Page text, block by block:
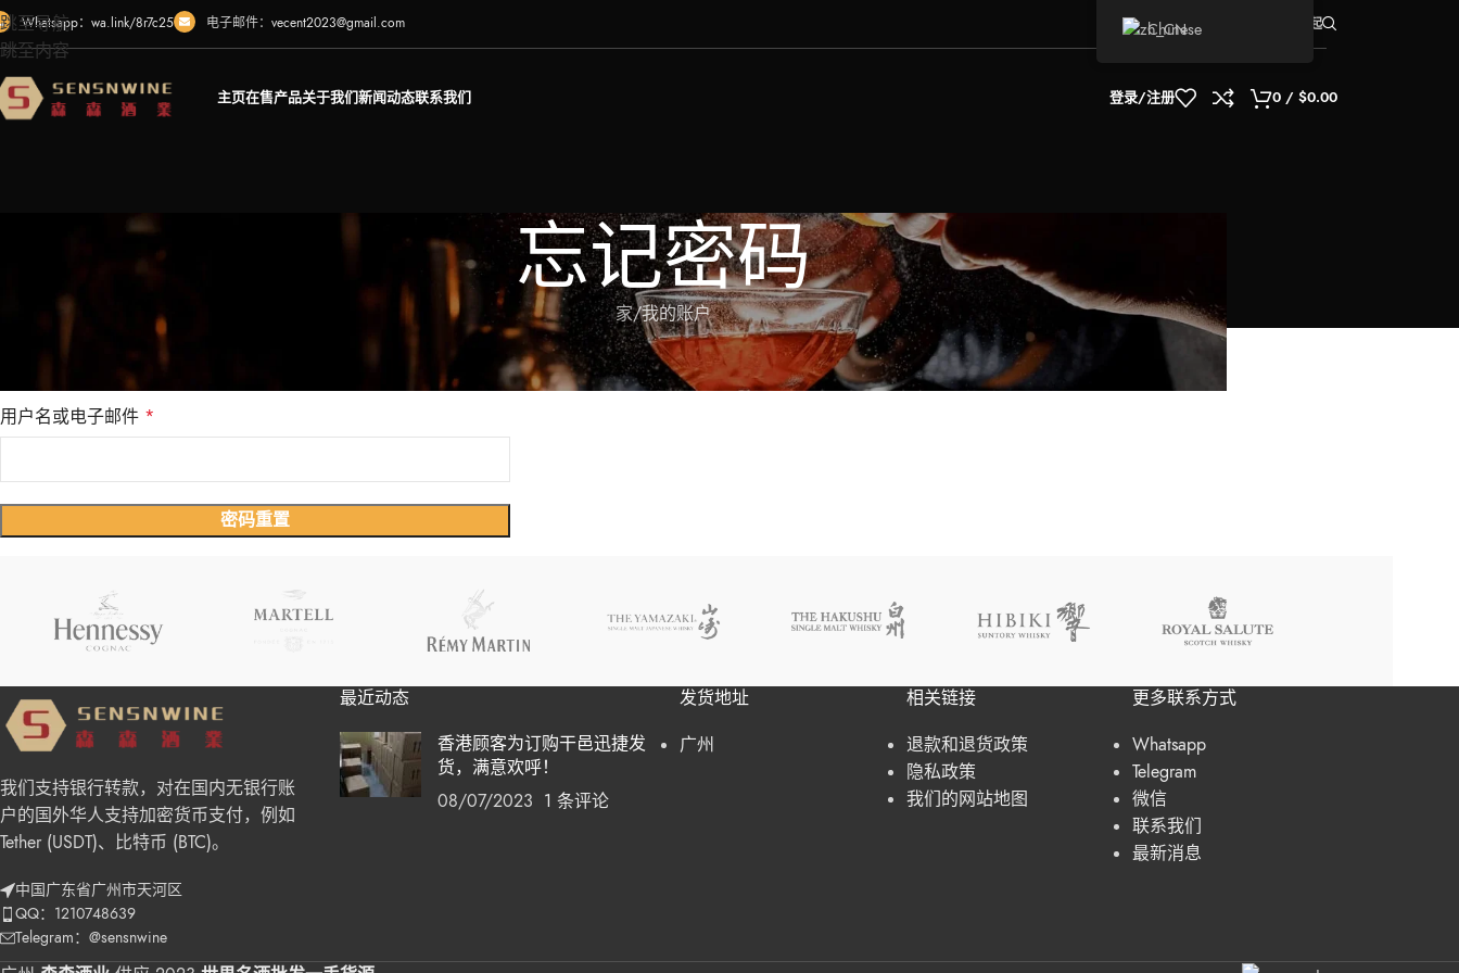
跳至导航
跳至内容
Whatsapp：wa.link/8r7c25 电子邮件： vecent2023@gmail.com 最小起订量 5箱起
主页在售产品关于我们新闻动态联系我们 登录/注册 0 / $0.00
忘记密码
家 我的账户
忘记密码了？请输入您的用户名或电邮地址。您将会收到一封带有
重置密码链接的邮件。
用户名或电子邮件 *
密码重置
我们支持银行转款，对在国内无银行账
户的国外华人支持加密货币支付，例如
Tether (USDT)、比特币 (BTC)。
中国广东省广州市天河区
QQ：1210748639
Telegram：@sensnwine
最近动态
香港顾客为订购干邑迅捷发
货，满意欢呼！
08/07/2023 1 条评论
发货地址
广州
相关链接
退款和退货政策
隐私政策
我们的网站地图
更多联系方式
Whatsapp
Telegram
微信
联系我们
最新消息
Chinese